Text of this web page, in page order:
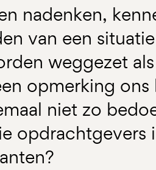
nadenken,
van een
weggezet
opmerking
niet zo
opdrachtgevers